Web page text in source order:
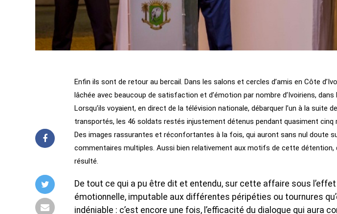
Enfin ils sont de retour au bercail. Dans les salons et cercles d’amis en Côte
lâchée avec beaucoup de satisfaction et d’émotion par nombre d’Ivoiriens, dans
Lorsqu’ils voyaient, en direct de la télévision nationale, débarquer l’un à la suite
transportés, les 46 soldats restés injustement détenus pendant quasiment cinq
Des images rassurantes et réconfortantes à la fois, qui auront sans nul doute
commentaires multiples. Aussi bien relativement aux motifs de cette détention,
résulté.
De tout ce qui a pu être dit et entendu, sur cette affaire sous l’effet
émotionnelle, imputable aux différentes péripéties ou tournures
indéniable : c’est encore une fois, l’efficacité du dialogue qui aura